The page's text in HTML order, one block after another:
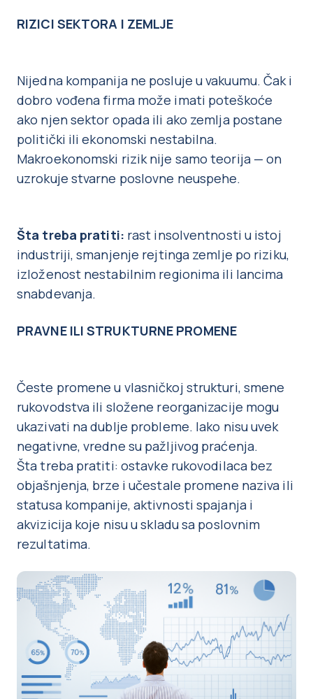
RIZICI SEKTORA I ZEMLJE
Nijedna kompanija ne posluje u vakuumu. Čak i
dobro vođena firma može imati poteškoće
ako njen sektor opada ili ako zemlja postane
politički ili ekonomski nestabilna.
Makroekonomski rizik nije samo teorija — on
uzrokuje stvarne poslovne neuspehe.
Šta treba pratiti: rast insolventnosti u istoj
industriji, smanjenje rejtinga zemlje po riziku,
izloženost nestabilnim regionima ili lancima
snabdevanja.
PRAVNE ILI STRUKTURNE PROMENE
Česte promene u vlasničkoj strukturi, smene
rukovodstva ili složene reorganizacije mogu
ukazivati na dublje probleme. Iako nisu uvek
negativne, vredne su pažljivog praćenja.
Šta treba pratiti: ostavke rukovodilaca bez
objašnjenja, brze i učestale promene naziva ili
statusa kompanije, aktivnosti spajanja i
akvizicija koje nisu u skladu sa poslovnim
rezultatima.